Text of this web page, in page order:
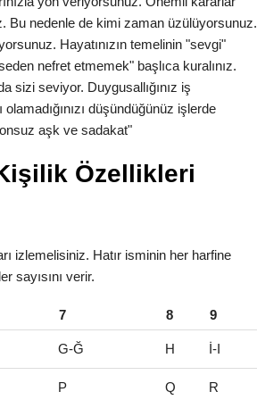
Bu nedenle de kimi zaman üzülüyorsunuz.
Hayatınızın temelinin "sevgi"
nefret etmemek" başlıca kuralınız.
sizi seviyor. Duygusallığınız iş
düşündüğünüz işlerde
aşk ve sadakat"
Özellikleri
izlemelisiniz. Hatır isminin her harfine
sayısını verir.
7 8 9
G-Ğ H İ-I
P Q R